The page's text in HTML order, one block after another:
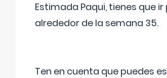
Estimada Paqui, tienes que
alrededor de la semana 35.
Ten en cuenta que puedes